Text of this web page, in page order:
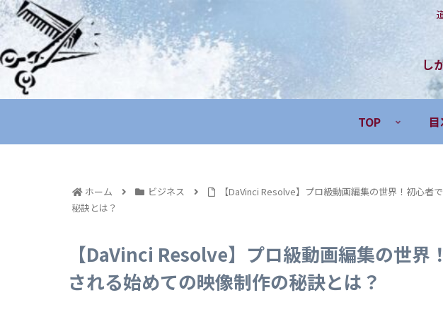
し
TOP
ホーム ビジネス
【DaVinci Resolve】プロ級動画編集の世界！初心者
秘訣とは？
【DaVinci Resolve】プロ級動画編集の世界
される始めての映像制作の秘訣とは？